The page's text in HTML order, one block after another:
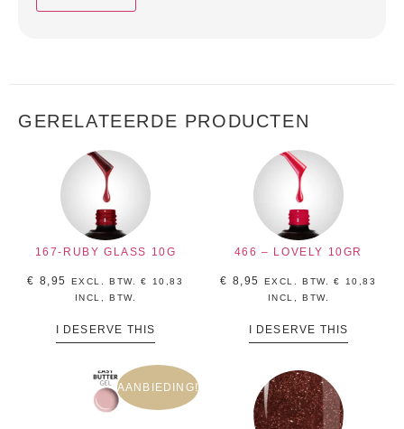
GERELATEERDE PRODUCTEN
167-RUBY GLASS 10G
€ 8,95 EXCL. BTW.€
10,83
INCL, BTW.
I DESERVE THIS
466 – LOVELY 10GR
€ 8,95 EXCL. BTW.€
10,83
INCL, BTW.
I DESERVE THIS
AANBIEDING!